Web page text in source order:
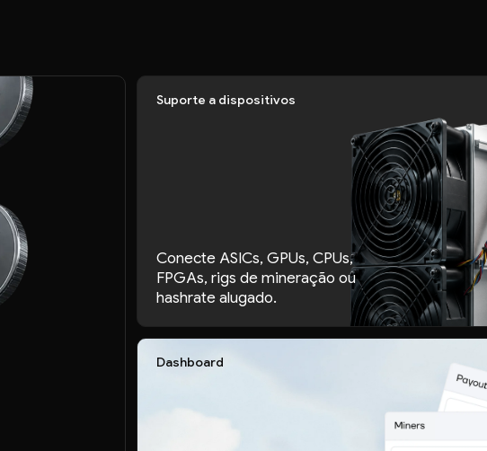
Dashboard
Suporte a dispositivos
Conecte ASICs, GPUs, CPUs,
FPGAs, rigs de mineração ou
hashrate alugado.